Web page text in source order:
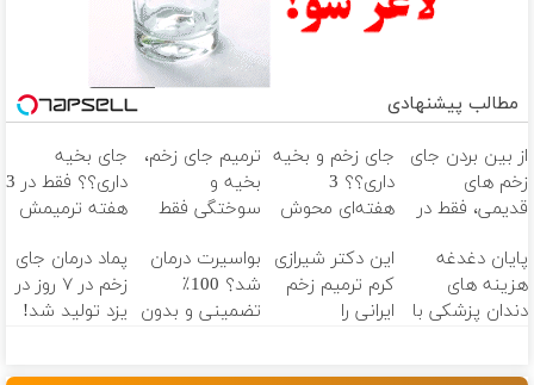
مطالب پیشنهادی
از بین بردن جای
زخم های
قدیمی، فقط در
لیزر و جراحی)
جای زخم و بخیه
داری؟؟ 3
هفته‌ای محوش
ترمیم جای زخم،
بخیه و
سوختگی فقط
جای بخیه
داری؟؟ فقط در 3
هفته ترمیمش
پایان دغدغه
هزینه های
دندان پزشکی با
این دکتر شیرازی
کرم ترمیم زخم
ایرانی را
بواسیرت درمان
شد؟ 100٪
تضمینی و بدون
پماد درمان جای
زخم در ۷ روز در
یزد تولید شد!